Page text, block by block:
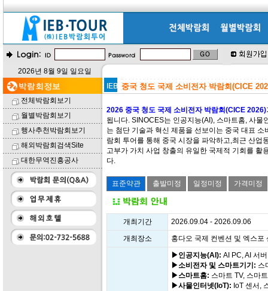
2026년 8월 9일 일요일
전체박람회보기
월별박람회보기
행사추천박람회보기
해외박람회검색Site
대한무역진흥공사
중국 청도 국제 소비전자 박람회(CICE
2026 중국 청도 국제 소비전자 박람회(CICE 2026)
됩니다. SINOCES는 인공지능(AI), 스마트홈, 사
는 첨단 기술과 혁신 제품을 선보이는 중국 대표
람회 투어를 통해 중국 시장을 파악하고,최근 산업
고부가 가치 사업 창출의 유일한 국제적 기회를 활
다.
개최기간
2026.09.04 - 2026.09.06
개최장소
홍다오 국제 컨벤션 및 엑스포
▶인공지능(AI): AI PC, AI 서
▶소비전자 및 스마트기기: 스
▶스마트홈: 스마트 TV, 스마
▶사물인터넷(IoT): IoT 센서,